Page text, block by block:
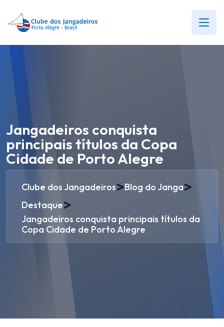
Jangadeiros conquista
principais títulos da Copa
Cidade de Porto Alegre
Clube dos Jangadeiros>Blog do Janga>
Destaque>
Jangadeiros conquista principais títulos da
Copa Cidade de Porto Alegre